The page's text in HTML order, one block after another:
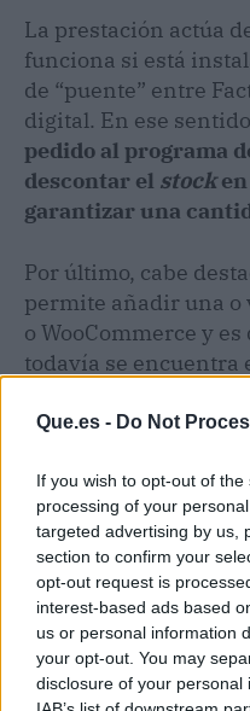
Que.es - Do Not
If you wish to opt-out of
processing of your
targeted advertising by us,
section to confirm your
opt-out request is
interest-based ads based
us or personal information
your opt-out. You may
disclosure of your
La prestación actúa
funciona si está
de “puente” entre
digital. En ese
pedido al programa
descontar el stocken
garantizar una
Por último, cabe
permite añadir una o
o WooCommerce y
todavía se encuentra